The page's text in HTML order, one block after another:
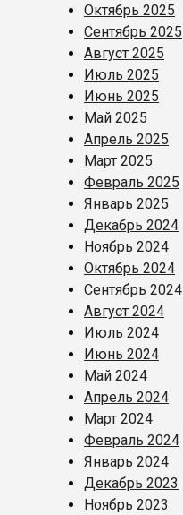
Октябрь 2025
Сентябрь 2025
Август 2025
Июль 2025
Июнь 2025
Май 2025
Апрель 2025
Март 2025
Февраль 2025
Январь 2025
Декабрь 2024
Ноябрь 2024
Октябрь 2024
Сентябрь 2024
Август 2024
Июль 2024
Июнь 2024
Май 2024
Апрель 2024
Март 2024
Февраль 2024
Январь 2024
Декабрь 2023
Ноябрь 2023